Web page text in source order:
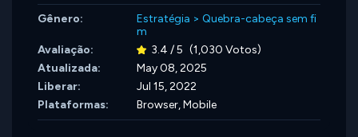
Gênero: Estratégia > Quebra-cabeça sem fi
m
Avaliação:
3.4 / 5 (1,030 Votos)
Atualizada:
May 08, 2025
Liberar:
Jul 15, 2022
Plataformas:
Browser, Mobile